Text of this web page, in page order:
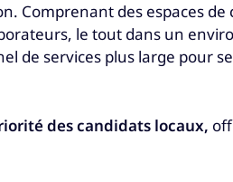
Comprenant des espaces
le tout dans un
de services plus large pour
des candidats locaux,